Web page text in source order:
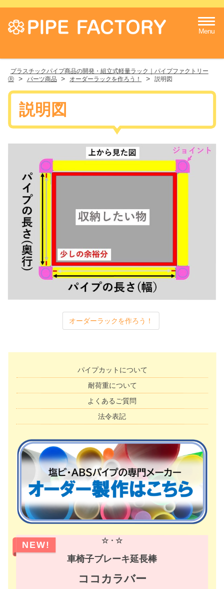
Menu
プラスチックパイプ商品の開発・組立式軽量ラック｜パイプファクトリー
Ⓡ
> パーツ商品 > オーダーラックを作ろう！ > 説明図
説明図
オーダーラックを作ろう！
パイプカットについて
耐荷重について
よくあるご質問
法令表記
NEW! ☆・☆
車椅子ブレーキ延長棒
ココカラバー